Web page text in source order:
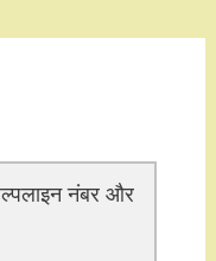
नंबर और